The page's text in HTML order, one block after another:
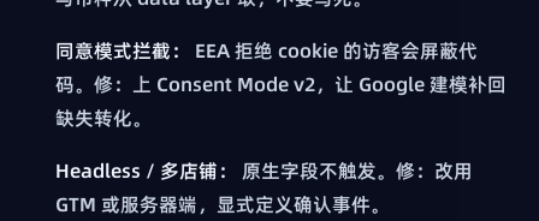
同意模式拦截：
EEA 拒绝 cookie 的访客会屏蔽代
码。修：上 Consent Mode v2，让 Google 建模补回
缺失转化。
Headless / 多店铺：
原生字段不触发。修：改用
GTM 或服务器端，显式定义确认事件。